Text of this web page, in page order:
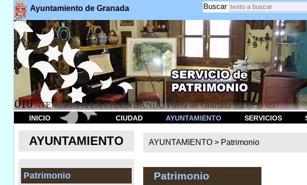
Ayuntamiento de Granada Buscar
010 ATENCION A LA CIUDADANÍA. Fuera de Granada 958 539 697
INICIO CIUDAD AYUNTAMIENTO SERVICIOS
AYUNTAMIENTO
Patrimonio
AYUNTAMIENTO > Patrimonio
Patrimonio